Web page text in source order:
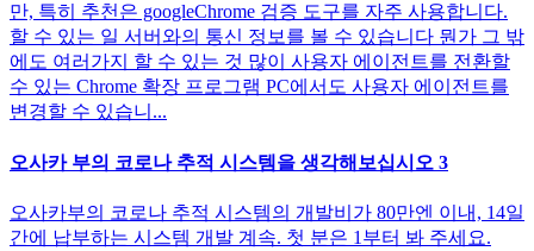
만, 특히 추천은 googleChrome 검증 도구를 자주 사용합니다.
할 수 있는 일 서버와의 통신 정보를 볼 수 있습니다 뭔가 그 밖
에도 여러가지 할 수 있는 것 많이 사용자 에이전트를 전환할
수 있는 Chrome 확장 프로그램 PC에서도 사용자 에이전트를
변경할 수 있습니...
오사카 부의 코로나 추적 시스템을 생각해보십시오 3
오사카부의 코로나 추적 시스템의 개발비가 80만엔 이내, 14일
간에 납부하는 시스템 개발 계속. 첫 분은 1부터 봐 주세요.